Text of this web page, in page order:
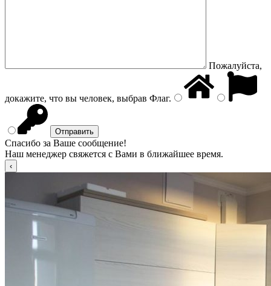
Пожалуйста,
докажите, что вы человек, выбрав Флаг.
Спасибо за Ваше сообщение!
Наш менеджер свяжется с Вами в ближайшее время.